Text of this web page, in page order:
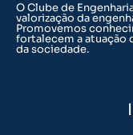
O Clube de
valorização da
Promovemos
fortalecem a atuação
da sociedade.